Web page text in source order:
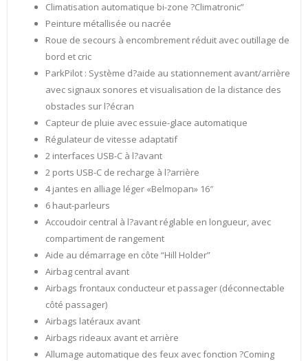
Climatisation automatique bi-zone ?Climatronic”
Peinture métallisée ou nacrée
Roue de secours à encombrement réduit avec outillage de
bord et cric
ParkPilot : Système d?aide au stationnement avant/arrière
avec signaux sonores et visualisation de la distance des
obstacles sur l?écran
Capteur de pluie avec essuie-glace automatique
Régulateur de vitesse adaptatif
2 interfaces USB-C à l?avant
2 ports USB-C de recharge à l?arrière
4 jantes en alliage léger «Belmopan» 16″
6 haut-parleurs
Accoudoir central à l?avant réglable en longueur, avec
compartiment de rangement
Aide au démarrage en côte “Hill Holder”
Airbag central avant
Airbags frontaux conducteur et passager (déconnectable
côté passager)
Airbags latéraux avant
Airbags rideaux avant et arrière
Allumage automatique des feux avec fonction ?Coming